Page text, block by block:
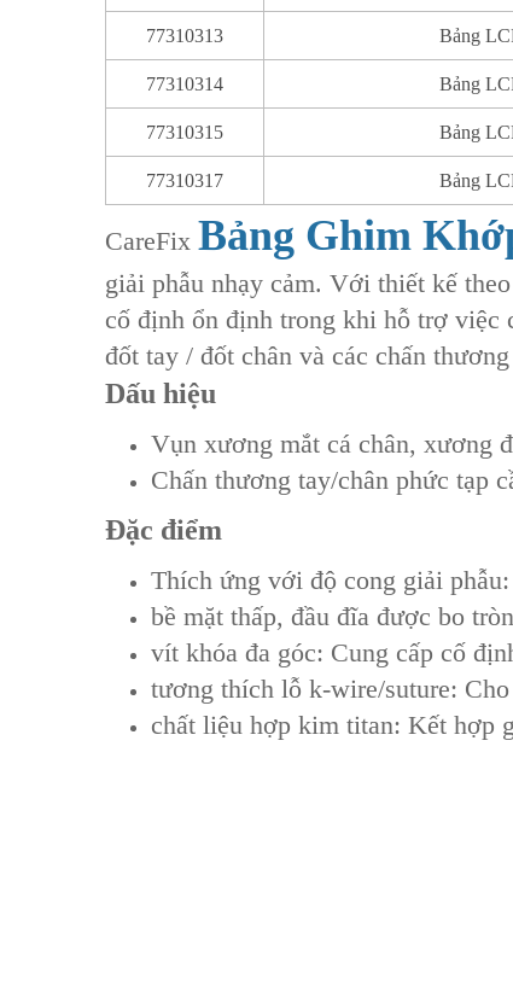
77310313 Bảng
77310314 Bảng
77310315 Bảng
77310317 Bảng
CareFix Bảng Ghim
giải phẫu nhạy cảm. Với thiết kế
cố định ổn định trong khi hỗ trợ việc
đốt tay / đốt chân và các chấn
Dấu hiệu
‌Vụn xương mắt cá chân‌, ‌xương
‌Chấn thương tay/chân phức tạp‌
Đặc điểm
‌Thích ứng với độ cong giải
bề mặt thấp, đầu đĩa được bo
vít khóa đa góc: Cung cấp cố
tương thích lỗ k-wire/suture:
chất liệu hợp kim titan: Kết hợp